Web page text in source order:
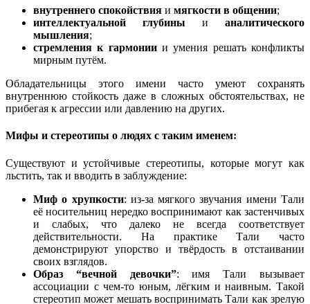
внутреннего спокойствия и мягкости в общении;
интеллектуальной глубины и аналитического
мышления;
стремления к гармониии умения решать конфликты
мирным путём.
Обладательницы этого имени часто умеют сохранять
внутреннюю стойкость даже в сложных обстоятельствах, не
прибегая к агрессии или давлению на других.
Мифы и стереотипы о людях с таким именем:
Существуют и устойчивые стереотипы, которые могут как
льстить, так и вводить в заблуждение:
Миф о хрупкости: из-за мягкого звучания имени Тали
её носительниц нередко воспринимают как застенчивых
и слабых, что далеко не всегда соответствует
действительности. На практике Тали часто
демонстрируют упорство и твёрдость в отстаивании
своих взглядов.
Образ “вечной девочки”: имя Тали вызывает
ассоциации с чем-то юным, лёгким и наивным. Такой
стереотип может мешать воспринимать Тали как зрелую